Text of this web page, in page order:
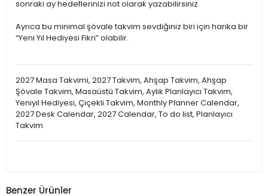
sonraki ay hedeflerinizi not olarak yazabilirsiniz.
Ayrıca bu minimal şövale takvim sevdiğiniz biri için harika bir
“Yeni Yıl Hediyesi Fikri” olabilir.
2027 Masa Takvimi, 2027 Takvim, Ahşap Takvim, Ahşap
Şövale Takvim, Masaüstü Takvim, Aylık Planlayıcı Takvim,
Yeniyıl Hediyesi, Çiçekli Takvim, Monthly Planner Calendar,
2027 Desk Calendar, 2027 Calendar, To do list, Planlayıcı
Takvim
Benzer Ürünler